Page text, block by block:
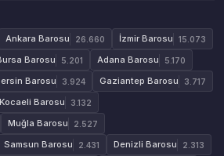
Ankara Barosu 26.660 İzmir Barosu 15.073
Barosu 5.201 Adana Barosu 5.170
Barosu 3.924 Gaziantep Barosu 3.717
Kocaeli Barosu 3.132
Muğla Barosu 2.527
Samsun Barosu 2.431 Denizli Barosu 2.313